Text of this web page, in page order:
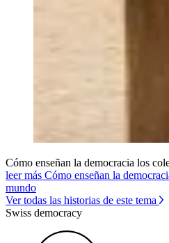
Cómo enseñan la democracia los
leer más Cómo enseñan la
mundo
Ver todas las historias de este tema
Swiss democracy